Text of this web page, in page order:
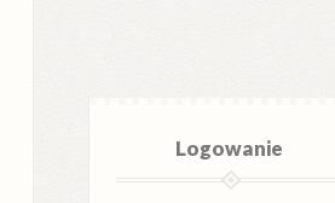
Logowanie